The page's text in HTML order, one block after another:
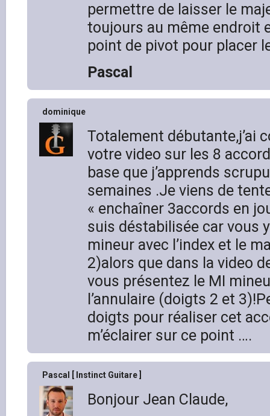
permettre de laisser le
toujours au même endroit
point de pivot pour placer
Pascal
dominique
Totalement débutante,j’ai
votre video sur les 8
base que j’apprends
semaines .Je viens de
« enchaîner 3accords en
suis déstabilisée car vous
mineur avec l’index et le
2)alors que dans la video
vous présentez le MI
l’annulaire (doigts 2 et
doigts pour réaliser cet
m’éclairer sur ce point ….
Pascal [ Instinct Guitare ]
Bonjour Jean Claude,